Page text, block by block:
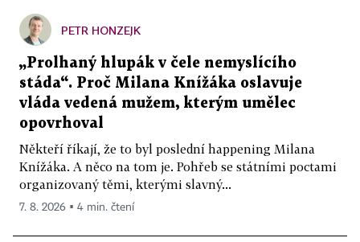
PETR HONZEJK
„Prolhaný hlupák v čele nemyslícího
stáda“. Proč Milana Knížáka oslavuje
vláda vedená mužem, kterým umělec
opovrhoval
Někteří říkají, že to byl poslední happening Milana
Knížáka. A něco na tom je. Pohřeb se státními poctami
organizovaný těmi, kterými slavný...
7. 8. 2026 ▪ 4 min. čtení